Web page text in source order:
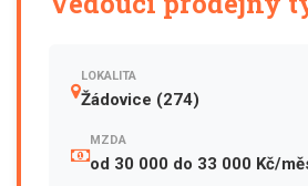
LOKALITA
Žádovice (274)
MZDA
od 30 000 do 33 000 Kč/